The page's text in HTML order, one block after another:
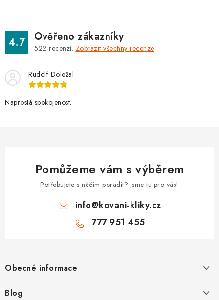
4.7 Ověřeno zákazníky
522 recenzí. Zobrazit všechny recenze
Rudolf Doležal
Naprostá spokojenost.
Pomůžeme vám s výběrem
Potřebujete s něčím poradit? Jsme tu pro vás!
info@kovani-kliky.cz
777 951 455
p
a
Obecné informace
Kontakt
Blog